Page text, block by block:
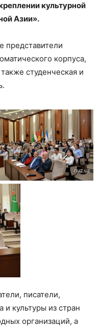
культурной
Азии».
представители
корпуса,
студенческая и
писатели,
и культуры из стран
организаций, а